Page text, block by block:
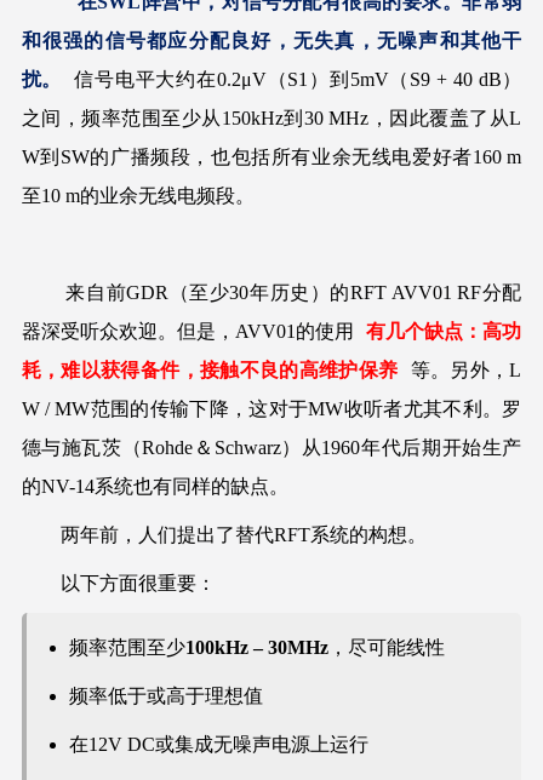
和很强的信号都应分配良好，无失真，无噪声和其他干
扰。
信号电平大约在0.2μV（S1）到5mV（S9 + 40 dB）
之间，频率范围至少从150kHz到30 MHz，因此覆盖了从L
W到SW的广播频段，也包括所有业余无线电爱好者160 m
至10 m的业余无线电频段。
来自前GDR（至少30年历史）的RFT AVV01 RF分配
器深受听众欢迎。但是，AVV01的使用
有几个缺点：高功
耗，难以获得备件，接触不良的高维护保养
等。另外，L
W / MW范围的传输下降，这对于MW收听者尤其不利。罗
德与施瓦茨（Rohde＆Schwarz）从1960年代后期开始生产
的NV-14系统也有同样的缺点。
两年前，人们提出了替代RFT系统的构想。
以下方面很重要：
频率范围至少100kHz – 30MHz，尽可能线性
频率低于或高于理想值
在12V DC或集成无噪声电源上运行